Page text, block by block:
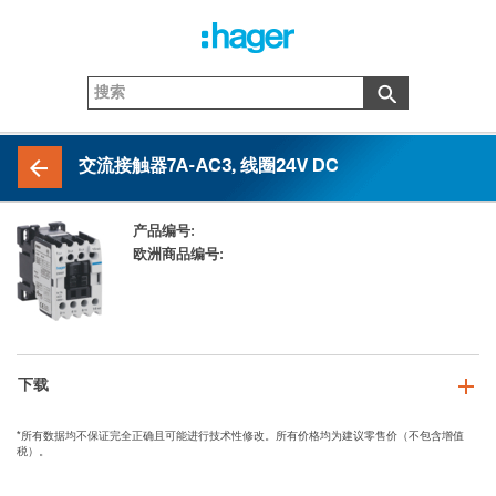
交流接触器7A-AC3, 线圈24V DC
产品编号:
EW007_E
欧洲商品编号:
3250612237678
下载
*所有数据均不保证完全正确且可能进行技术性修改。所有价格均为建议零售价（不包含增值
税）。